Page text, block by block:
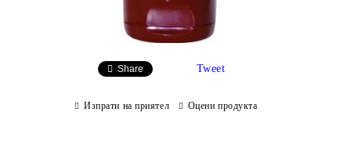
Share Tweet
Изпрати на приятел Оцени продукта